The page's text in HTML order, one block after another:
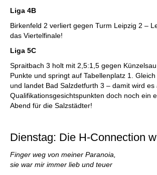
Liga 4B
Birkenfeld 2 verliert gegen Turm Leipzig 2 –
das Viertelfinale!
Liga 5C
Spraitbach 3 holt mit 2,5:1,5 gegen
Punkte und springt auf Tabellenplatz 1.
und landet Bad Salzdetfurth 3 – damit wird es
Qualifikationsgesichtspunkten doch noch ein
Abend für die Salzstädter!
Dienstag: Die H-Connection
Finger weg von meiner Paranoia,
sie war mir immer lieb und teuer